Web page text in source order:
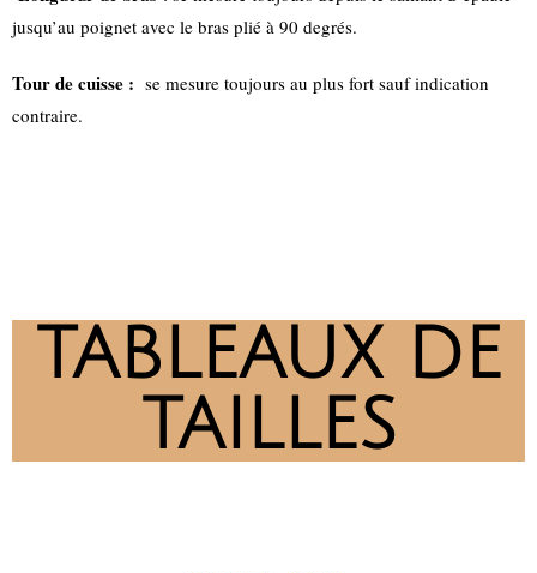
jusqu’au poignet avec le bras plié à 90 degrés.
Tour de cuisse : se mesure toujours au plus fort sauf indication
contraire.
TABLEAUX DE
TAILLES